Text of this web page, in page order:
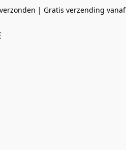
| Gratis verzending vanaf